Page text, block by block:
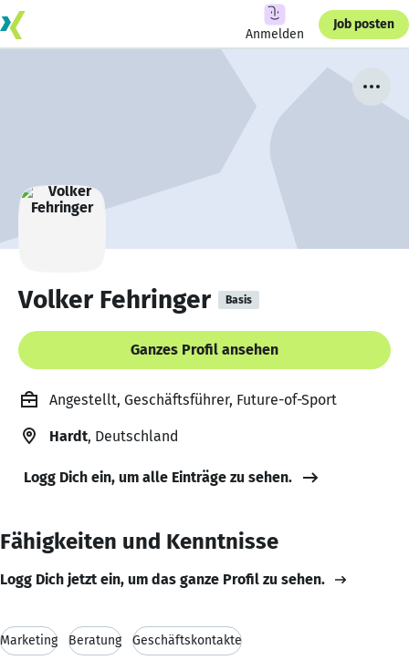
Anmelden
Job posten
Volker Fehringer Basis
Ganzes Profil ansehen
Angestellt, Geschäftsführer, Future-of-Sport
Hardt, Deutschland
Logg Dich ein, um alle Einträge zu sehen.
Fähigkeiten und Kenntnisse
Logg Dich jetzt ein, um das ganze Profil zu sehen.
Marketing Beratung Geschäftskontakte